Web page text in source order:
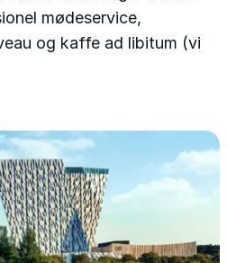
mødeservice,
og kaffe ad libitum (vi